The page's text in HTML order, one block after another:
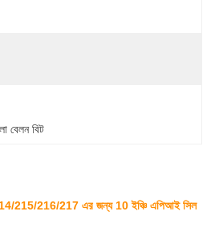
বেলন বিট
214/215/216/217 এর জন্য 10 ইঞ্চি এপিআই সিল